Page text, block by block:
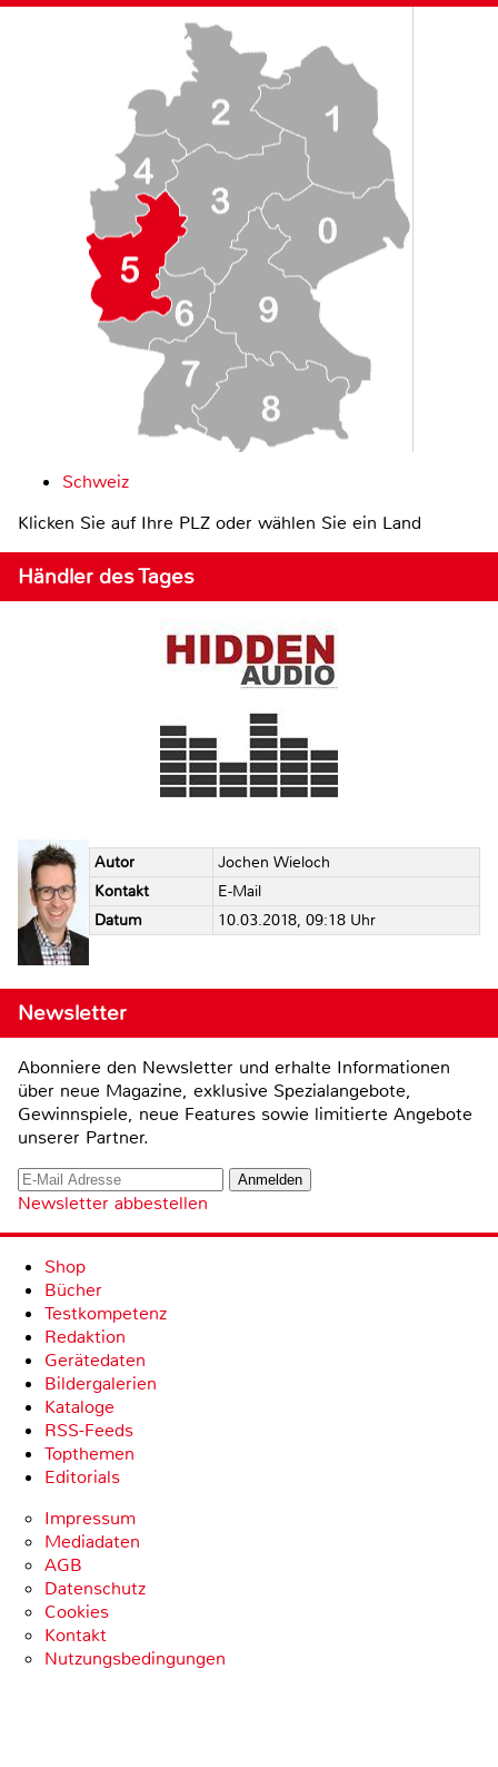
Schweiz
Klicken Sie auf Ihre PLZ oder wählen Sie ein Land
Händler des Tages
Autor
Jochen Wieloch
Kontakt
E-Mail
Datum
10.03.2018, 09:18 Uhr
Newsletter
Abonniere den Newsletter und erhalte Informationen
über neue Magazine, exklusive Spezialangebote,
Gewinnspiele, neue Features sowie limitierte Angebote
unserer Partner.
Newsletter abbestellen
Shop
Bücher
Testkompetenz
Redaktion
Gerätedaten
Bildergalerien
Kataloge
RSS-Feeds
Topthemen
Editorials
Impressum
Mediadaten
AGB
Datenschutz
Cookies
Kontakt
Nutzungsbedingungen